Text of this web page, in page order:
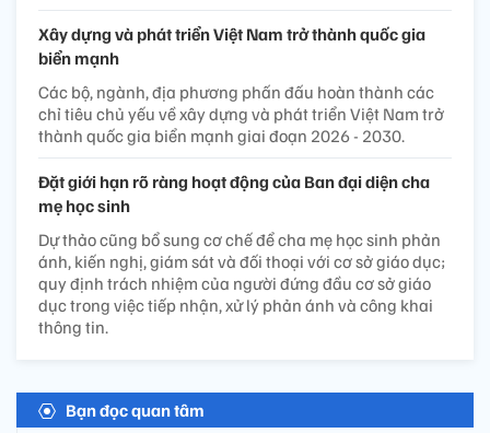
Xây dựng và phát triển Việt Nam trở thành quốc gia
biển mạnh
Các bộ, ngành, địa phương phấn đấu hoàn thành các
chỉ tiêu chủ yếu về xây dựng và phát triển Việt Nam trở
thành quốc gia biển mạnh giai đoạn 2026 - 2030.
Đặt giới hạn rõ ràng hoạt động của Ban đại diện cha
mẹ học sinh
Dự thảo cũng bổ sung cơ chế để cha mẹ học sinh phản
ánh, kiến nghị, giám sát và đối thoại với cơ sở giáo dục;
quy định trách nhiệm của người đứng đầu cơ sở giáo
dục trong việc tiếp nhận, xử lý phản ánh và công khai
thông tin.
Bạn đọc quan tâm